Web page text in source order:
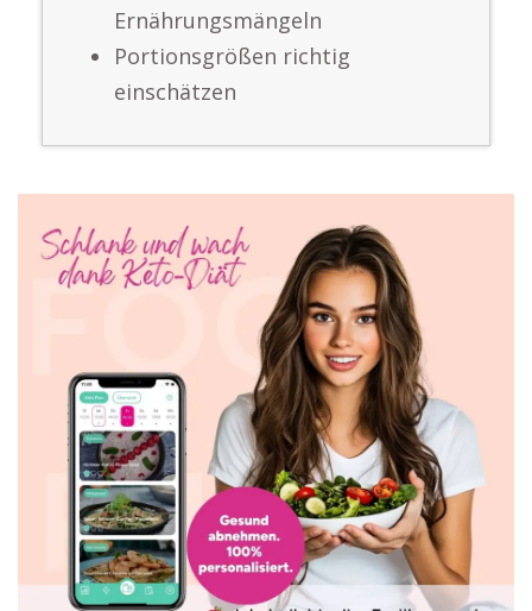
Ernährungsmängeln
Portionsgrößen richtig
einschätzen